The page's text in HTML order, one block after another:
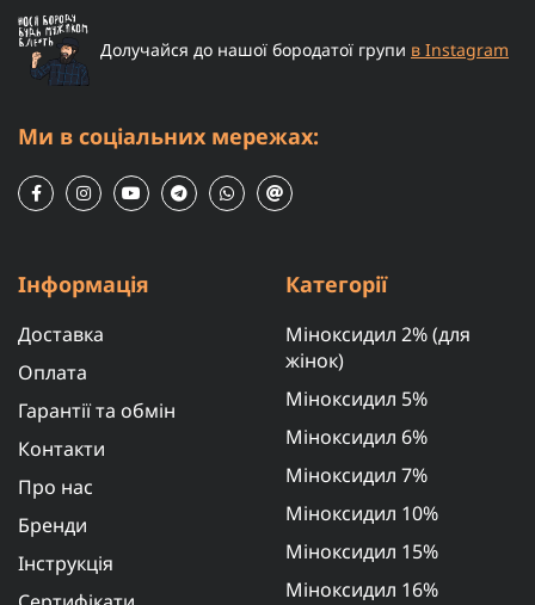
Долучайся до нашої бородатої групи в Instagram
Ми в соціальних мережах:
Інформація
Доставка
Оплата
Гарантії та обмін
Контакти
Про нас
Бренди
Інструкція
Категорії
Міноксидил 2% (для
жінок)
Міноксидил 5%
Міноксидил 6%
Міноксидил 7%
Міноксидил 10%
Міноксидил 15%
Міноксидил 16%